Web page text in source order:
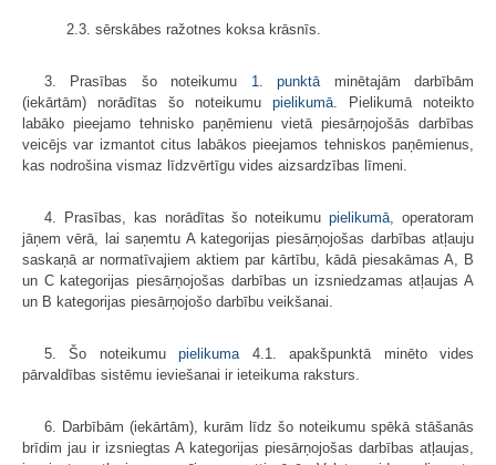
2.3. sērskābes ražotnes koksa krāsnīs.
3. Prasības šo noteikumu 1. punktā minētajām darbībām
(iekārtām) norādītas šo noteikumu pielikumā . Pielikumā noteikto
labāko pieejamo tehnisko paņēmienu vietā piesārņojošās darbības
veicējs var izmantot citus labākos pieejamos tehniskos paņēmienus,
kas nodrošina vismaz līdzvērtīgu vides aizsardzības līmeni.
4. Prasības, kas norādītas šo noteikumupielikumā , operatoram
jāņem vērā, lai saņemtu A kategorijas piesārņojošas darbības atļauju
saskaņā ar normatīvajiem aktiem par kārtību, kādā piesakāmas A, B
un C kategorijas piesārņojošas darbības un izsniedzamas atļaujas A
un B kategorijas piesārņojošo darbību veikšanai.
5. Šo noteikumupielikuma 4.1. apakšpunktā minēto vides
pārvaldības sistēmu ieviešanai ir ieteikuma raksturs.
6. Darbībām (iekārtām), kurām līdz šo noteikumu spēkā stāšanās
brīdim jau ir izsniegtas A kategorijas piesārņojošas darbības atļaujas,